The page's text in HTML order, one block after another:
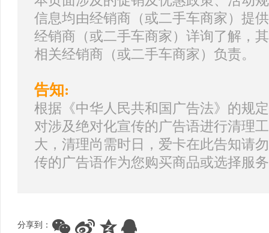
信息均由经销商（或二手车商家）提
经销商（或二手车商家）详询了解，
相关经销商（或二手车商家）负责。
告知:
根据《中华人民共和国广告法》的规
对涉及绝对化宣传的广告语进行清理
大，清理尚需时日，爱卡在此告知请
传的广告语作为您购买商品或选择服
分享到：